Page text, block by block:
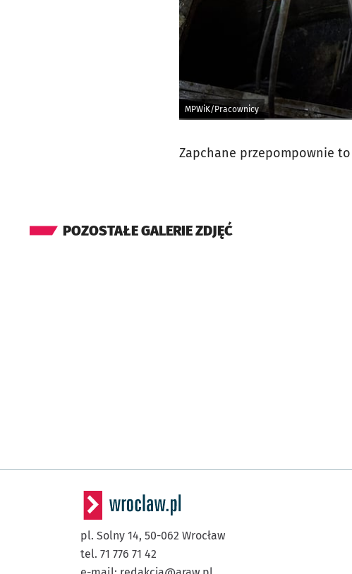
MPWiK/Pracownicy
Zapchane przepompownie
POZOSTAŁE GALERIE ZDJĘĆ
pl. Solny 14, 50-062 Wrocław
tel. 71 776 71 42